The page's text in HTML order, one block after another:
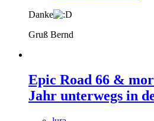
Danke
Gruß Bernd
Epic Road 66 &
Jahr unterwegs in